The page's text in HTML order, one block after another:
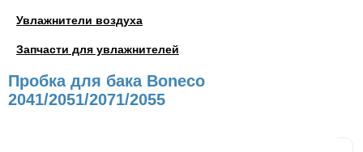
Увлажнители воздуха
Запчасти для увлажнителей
Пробка для бака Boneco
2041/2051/2071/2055